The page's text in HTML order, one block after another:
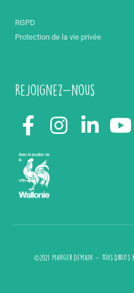
RGPD
Protection de la vie privée
Rejoignez-nous
©2021 Manger demain - Tous droits